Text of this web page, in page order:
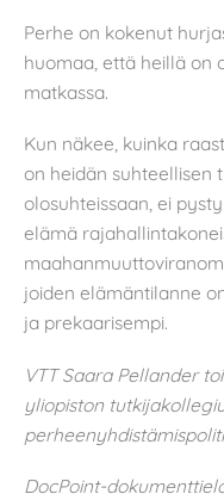
Perhe on kokenut
huomaa, että heillä on
matkassa.
Kun näkee, kuinka
on heidän suhteellisen
olosuhteissaan, ei
elämä
joiden elämäntilanne
ja prekaarisempi.
VTT Saara Pellander
yliopiston
DocPoint-